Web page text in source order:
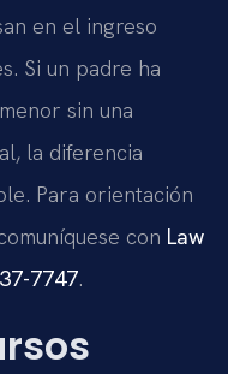
en el ingreso
Si un padre ha
sin una
la diferencia
Para orientación
con Law
7747.